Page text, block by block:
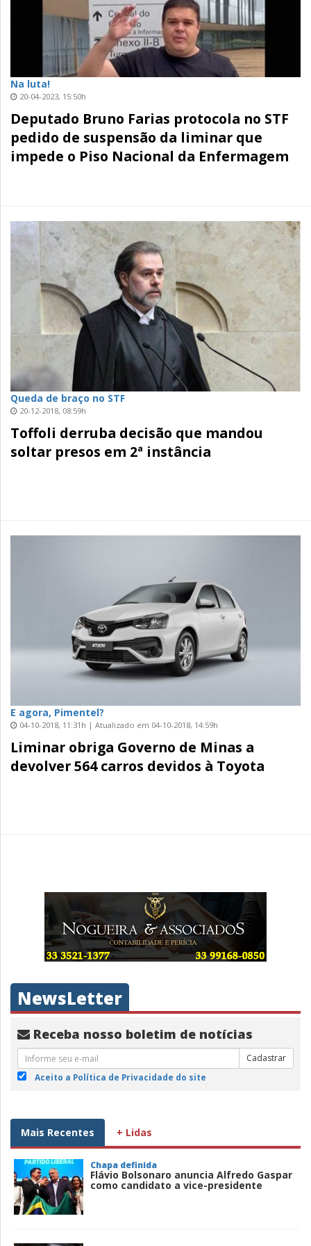
Na luta!
20-04-2023, 15:50h
Deputado Bruno Farias protocola no STF
pedido de suspensão da liminar que
impede o Piso Nacional da Enfermagem
Queda de braço no STF
20-12-2018, 08:59h
Toffoli derruba decisão que mandou
soltar presos em 2ª instância
E agora, Pimentel?
04-10-2018, 11:31h | Atualizado em 04-10-2018, 14:59h
Liminar obriga Governo de Minas a
devolver 564 carros devidos à Toyota
NewsLetter
Receba nosso boletim de notícias
Cadastrar
Aceito a Política de Privacidade do site
Mais Recentes + Lidas
Chapa definida
Flávio Bolsonaro anuncia Alfredo Gaspar
como candidato a vice-presidente